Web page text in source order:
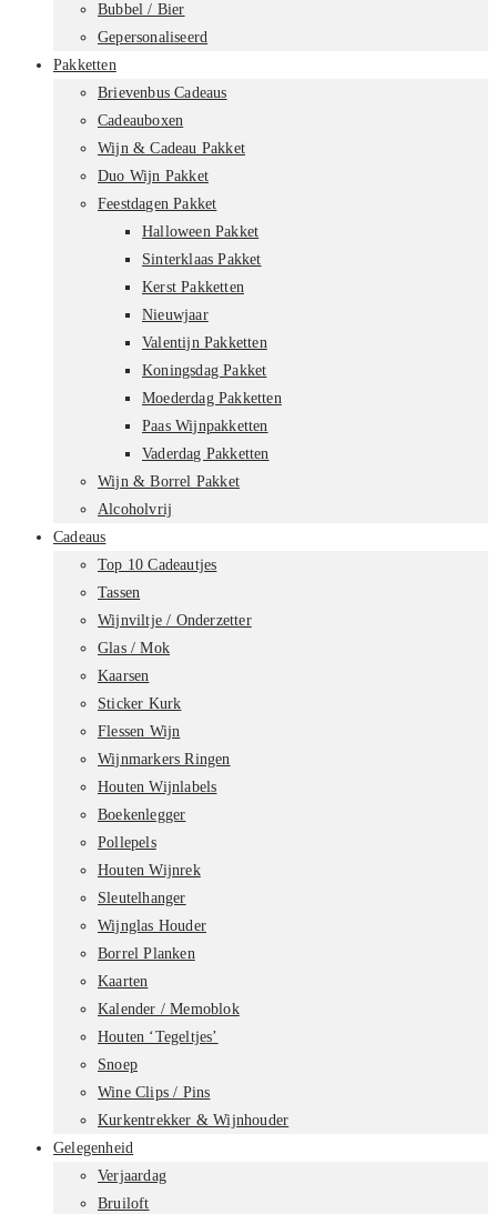
Bubbel / Bier
Gepersonaliseerd
Pakketten
Brievenbus Cadeaus
Cadeauboxen
Wijn & Cadeau Pakket
Duo Wijn Pakket
Feestdagen Pakket
Halloween Pakket
Sinterklaas Pakket
Kerst Pakketten
Nieuwjaar
Valentijn Pakketten
Koningsdag Pakket
Moederdag Pakketten
Paas Wijnpakketten
Vaderdag Pakketten
Wijn & Borrel Pakket
Alcoholvrij
Cadeaus
Top 10 Cadeautjes
Tassen
Wijnviltje / Onderzetter
Glas / Mok
Kaarsen
Sticker Kurk
Flessen Wijn
Wijnmarkers Ringen
Houten Wijnlabels
Boekenlegger
Pollepels
Houten Wijnrek
Sleutelhanger
Wijnglas Houder
Borrel Planken
Kaarten
Kalender / Memoblok
Houten ‘Tegeltjes’
Snoep
Wine Clips / Pins
Kurkentrekker & Wijnhouder
Gelegenheid
Verjaardag
Bruiloft